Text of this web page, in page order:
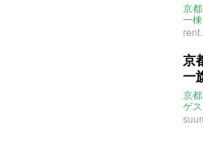
京都
一
京
一
京都
ゲ